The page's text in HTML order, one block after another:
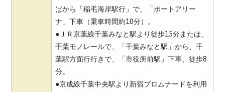
ばから「稲毛海岸駅行」で、「ポートアリー
ナ」下車（乗車時間約10分）。
● ＪＲ京葉線千葉みなと駅より徒歩15分または、
千葉モノレールで、「千葉みなと駅」から、千
葉駅方面行行きで、「市役所前駅」下車、徒歩8
分。
●京成線千葉中央駅より新宿プロムナードを利用